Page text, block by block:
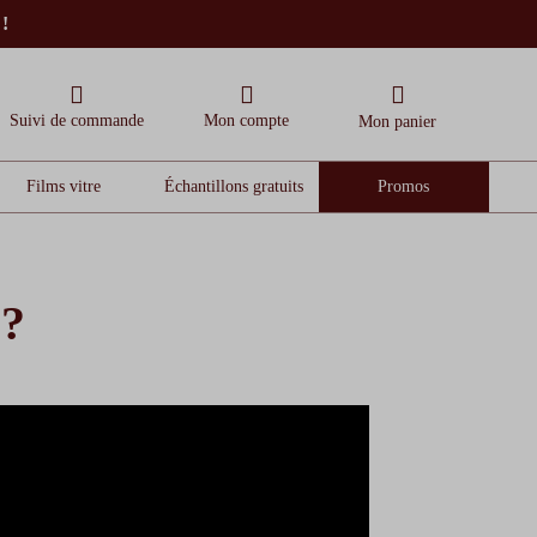
Suivi de commande Mon compte Mon panier
Films vitre Échantillons gratuits Promos